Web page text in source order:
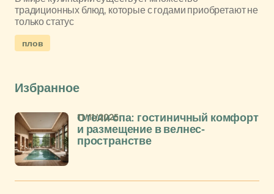
традиционных блюд, которые с годами приобретают не
только статус
плов
Избранное
Отели спа: гостиничный комфорт
и размещение в велнес-
пространстве
11/11/2025